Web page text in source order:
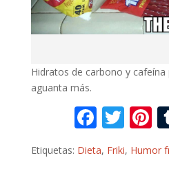
Hidratos de carbono y cafeína
aguanta más.
F
ac
e
T
w
itt
Etiquetas: Dieta, Friki, Humor